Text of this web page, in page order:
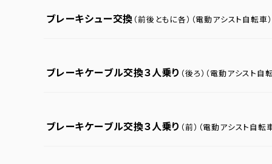
ブレーキシュー交換 （前後ともに各） （電動アシスト自転車）
ブレーキケーブル交換３人乗り （後ろ） （電動アシスト自転
ブレーキケーブル交換３人乗り （前） （電動アシスト自転車